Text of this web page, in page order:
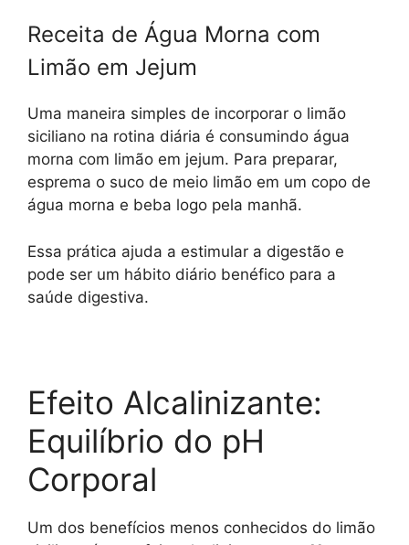
Receita de Água Morna com
Limão em Jejum
Uma maneira simples de incorporar o limão
siciliano na rotina diária é consumindo água
morna com limão em jejum. Para preparar,
esprema o suco de meio limão em um copo de
água morna e beba logo pela manhã.
Essa prática ajuda a estimular a digestão e
pode ser um hábito diário benéfico para a
saúde digestiva.
Efeito Alcalinizante:
Equilíbrio do pH
Corporal
Um dos benefícios menos conhecidos do limão